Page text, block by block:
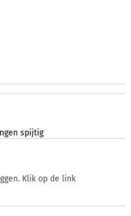
spijtig
Klik op de link